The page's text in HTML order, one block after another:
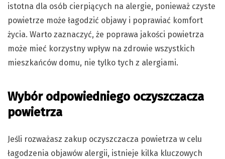
istotna dla osób cierpiących na alergie, ponieważ czyste
powietrze może łagodzić objawy i poprawiać komfort
życia. Warto zaznaczyć, że poprawa jakości powietrza
może mieć korzystny wpływ na zdrowie wszystkich
mieszkańców domu, nie tylko tych z alergiami.
Wybór odpowiedniego oczyszczacza
powietrza
Jeśli rozważasz zakup oczyszczacza powietrza w celu
łagodzenia objawów alergii, istnieje kilka kluczowych